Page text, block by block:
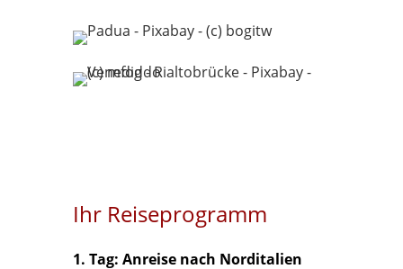
Ihr Reiseprogramm
1. Tag: Anreise nach Norditalien